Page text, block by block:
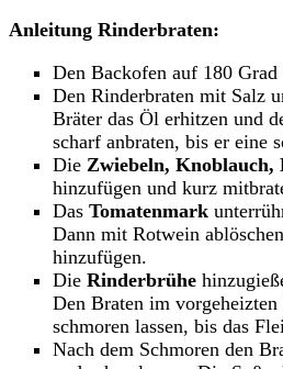
Anleitung Rinderbraten:
Den Backofen auf 180
Den Rinderbraten mit Salz
Bräter das Öl erhitzen und
scharf anbraten, bis er eine
Die Zwiebeln, Knoblauch,
hinzufügen und kurz
Das Tomatenmark
Dann mit Rotwein
hinzufügen.
Die Rinderbrühe
Den Braten im
schmoren lassen, bis das
Nach dem Schmoren den